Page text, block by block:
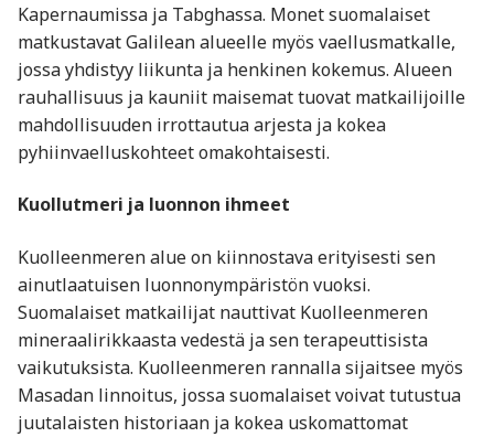
Kapernaumissa ja Tabghassa. Monet suomalaiset
matkustavat Galilean alueelle myös vaellusmatkalle,
jossa yhdistyy liikunta ja henkinen kokemus. Alueen
rauhallisuus ja kauniit maisemat tuovat matkailijoille
mahdollisuuden irrottautua arjesta ja kokea
pyhiinvaelluskohteet omakohtaisesti.
Kuollutmeri ja luonnon ihmeet
Kuolleenmeren alue on kiinnostava erityisesti sen
ainutlaatuisen luonnonympäristön vuoksi.
Suomalaiset matkailijat nauttivat Kuolleenmeren
mineraalirikkaasta vedestä ja sen terapeuttisista
vaikutuksista. Kuolleenmeren rannalla sijaitsee myös
Masadan linnoitus, jossa suomalaiset voivat tutustua
juutalaisten historiaan ja kokea uskomattomat